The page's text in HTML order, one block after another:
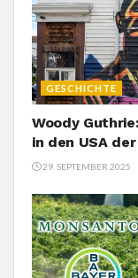
GESCHICHTE
Woody
in den USA
29. SEPTEMBER 2025